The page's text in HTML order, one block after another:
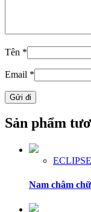
Tên *
Email *
Sản phẩm
Nam châm